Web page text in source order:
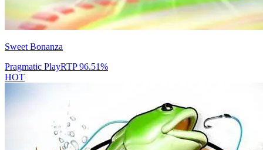
Sweet Bonanza
Pragmatic PlayRTP96.51%
HOT